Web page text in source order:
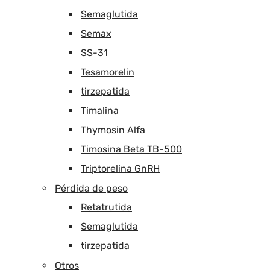
Semaglutida
Semax
SS-31
Tesamorelin
tirzepatida
Timalina
Thymosin Alfa
Timosina Beta TB-500
Triptorelina GnRH
Pérdida de peso
Retatrutida
Semaglutida
tirzepatida
Otros